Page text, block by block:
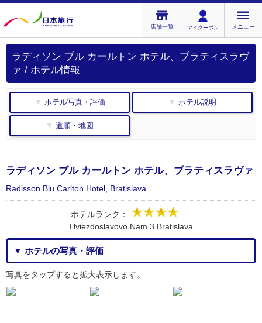
店舗一覧 マイクーポン メニュー
ラディソン ブル カールトン ホテル、ブラティスラヴ
ァ / ホテル情報
▼ ホテル写真・評価 ▼ ホテル説明
▼ 道順・地図
ラディソン ブル カールトン ホテル、ブラティスラヴァ
Radisson Blu Carlton Hotel, Bratislava
ホテルランク：
Hviezdoslavovo Nam 3 Bratislava
▼ ホテルの写真・評価
写真をタップすると拡大表示します。